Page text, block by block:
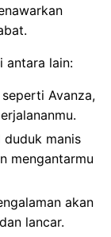
antara lain:
Avanza,
manis
mengantarmu
akan
lancar.